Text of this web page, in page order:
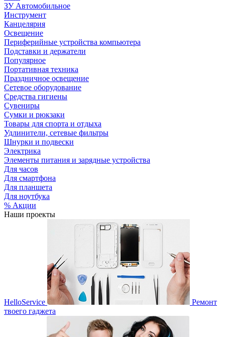
ЗУ Автомобильное
Инструмент
Канцелярия
Освещение
Периферийные устройства компьютера
Подставки и держатели
Популярное
Портативная техника
Праздничное освещение
Сетевое оборудование
Средства гигиены
Сувениры
Сумки и рюкзаки
Товары для спорта и отдыха
Удлинители, сетевые фильтры
Шнурки и подвески
Электрика
Элементы питания и зарядные устройства
Для часов
Для смартфона
Для планшета
Для ноутбука
% Акции
Наши проекты
HelloService
Ремонт
твоего гаджета